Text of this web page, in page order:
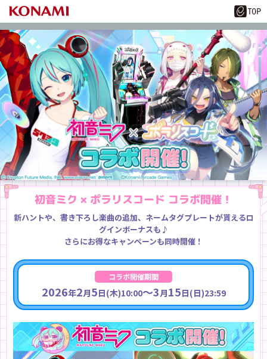
初音ミク × ポラリスコード コラボ開催！
新ハントや、書き下ろし楽曲の追加、ネームタグプレートが貰えるロ
グインボーナスも♪
さらにお得なキャンペーンも同時開催！
コラボ開催期間
2026年2月5日(木)10:00～3月15日(日)23:59